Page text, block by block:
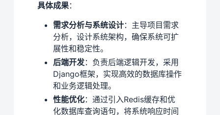
具体成果：
需求分析与系统设计：主导项目需求
分析，设计系统架构，确保系统可扩
展性和稳定性。
后端开发：负责后端逻辑开发，采用
Django框架，实现高效的数据库操作
和业务逻辑处理。
性能优化：通过引入Redis缓存和优
化数据库查询语句，将系统响应时间